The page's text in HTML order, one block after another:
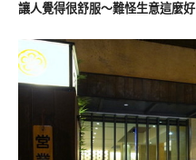
讓人覺得很舒服～難怪生意這麼好